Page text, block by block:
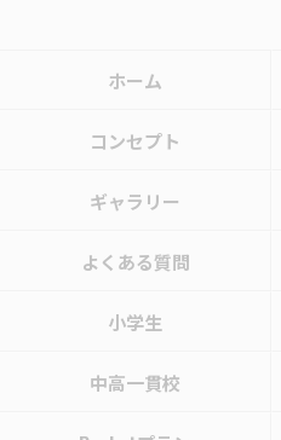
ホーム
コンセプト
ギャラリー
よくある質問
小学生
中高一貫校